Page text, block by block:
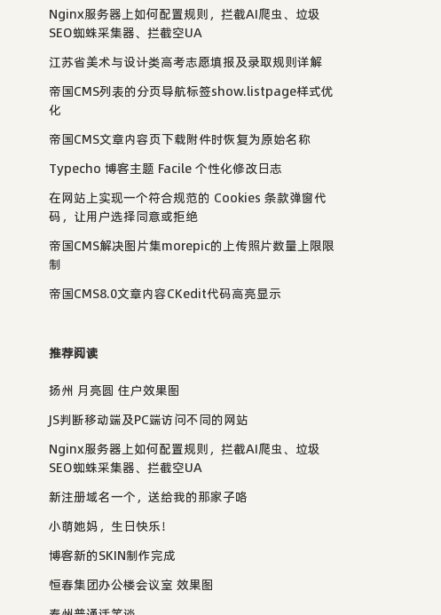
Nginx服务器上如何配置规则，拦截AI爬虫、垃圾
SEO蜘蛛采集器、拦截空UA
江苏省美术与设计类高考志愿填报及录取规则详解
帝国CMS列表的分页导航标签show.listpage样式优
化
帝国CMS文章内容页下载附件时恢复为原始名称
Typecho 博客主题 Facile 个性化修改日志
在网站上实现一个符合规范的 Cookies 条款弹窗代
码，让用户选择同意或拒绝
帝国CMS解决图片集morepic的上传照片数量上限限
制
帝国CMS8.0文章内容CKedit代码高亮显示
推荐阅读
扬州 月亮圆 住户效果图
JS判断移动端及PC端访问不同的网站
Nginx服务器上如何配置规则，拦截AI爬虫、垃圾
SEO蜘蛛采集器、拦截空UA
新注册域名一个，送给我的那家子咯
小萌她妈，生日快乐！
博客新的SKIN制作完成
恒春集团办公楼会议室 效果图